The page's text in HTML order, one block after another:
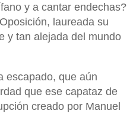
y a cantar endechas?
laureada su
y tan alejada del mundo
escapado, que aún
que ese capataz de
creado por Manuel